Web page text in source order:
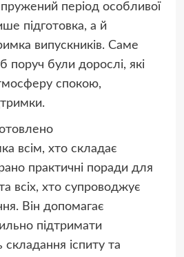
період особливої
підготовка, а й
випускників. Саме
були дорослі, які
спокою,
всім, хто складає
практичні поради для
всіх, хто супроводжує
Він допомагає
підтримати
складання іспиту та